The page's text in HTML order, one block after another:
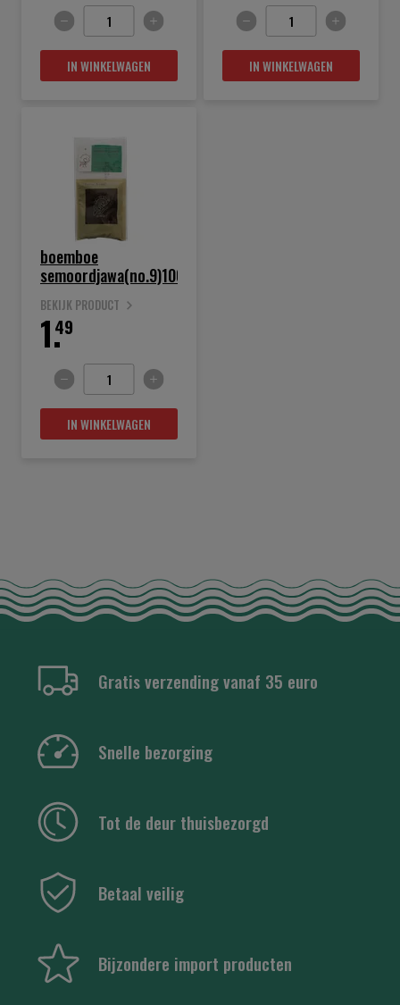
IN WINKELWAGEN IN WINKELWAGEN
boemboe
semoordjawa(no.9)100gr
BEKIJK PRODUCT
49
1.
IN WINKELWAGEN
Gratis verzending vanaf 35 euro
Snelle bezorging
Tot de deur thuisbezorgd
Betaal veilig
Bijzondere import producten